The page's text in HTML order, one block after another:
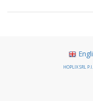
HOPLIX SRL